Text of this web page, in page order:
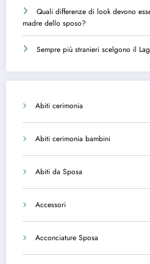
Quali differenze di look devono
madre dello sposo?
Sempre più stranieri scelgono il
Abiti cerimonia
Abiti cerimonia bambini
Abiti da Sposa
Accessori
Acconciature Sposa